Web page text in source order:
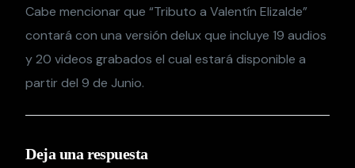
Cabe mencionar que “Tributo a Valentín Elizalde”
contará con una versión delux que incluye 19 audios
y 20 videos grabados el cual estará disponible a
partir del 9 de Junio.
Deja una respuesta